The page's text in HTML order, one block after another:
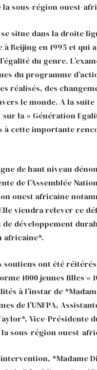
la sous-région ouest-
situe dans la droite
à Beijing en 1995 et
du genre.
du programme
réalisés, des
le monde. A la
sur la « Génération
à cette importante
de haut niveau
de l’Assemblée
ouest africaine
viendra relever ce
développement
africaine*.
soutiens ont été
1000 jeunes filles «
à l’instar de
de l’UNFPA,
Vice-Présidente
sous-région ouest-
intervention, *Madame